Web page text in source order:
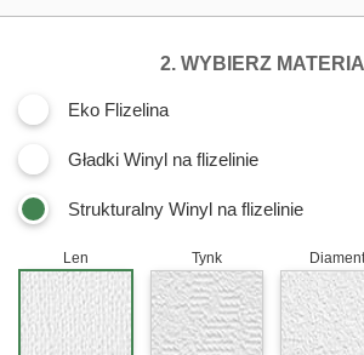
2. WYBIERZ
Eko Flizelina
Gładki Winyl na flizelinie
Strukturalny Winyl na flizelinie
Len Tynk Diament